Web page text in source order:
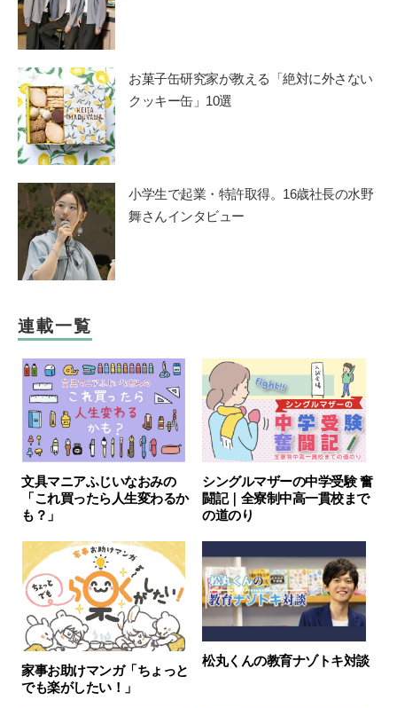
お菓子缶研究家が教える「絶対に外さない
クッキー缶」10選
小学生で起業・特許取得。16歳社長の水野
舞さんインタビュー
連載一覧
文具マニアふじいなおみの
「これ買ったら人生変わるか
も？」
シングルマザーの中学受験 奮
闘記｜全寮制中高一貫校まで
の道のり
家事お助けマンガ「ちょっと
でも楽がしたい！」
松丸くんの教育ナゾトキ対談